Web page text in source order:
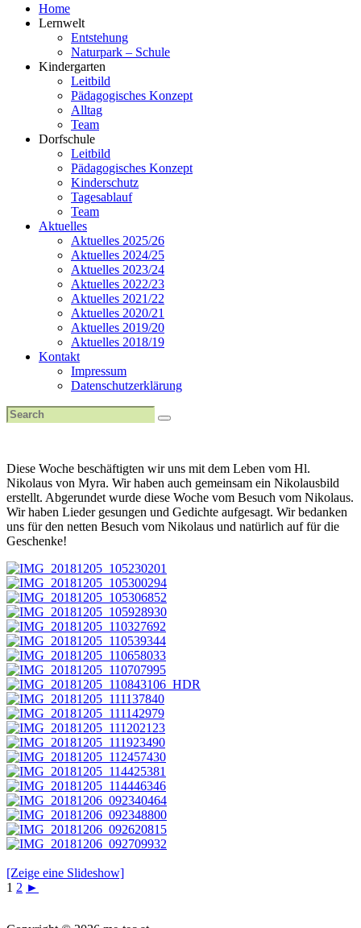
Home
Lernwelt
Entstehung
Naturpark – Schule
Kindergarten
Leitbild
Pädagogisches Konzept
Alltag
Team
Dorfschule
Leitbild
Pädagogisches Konzept
Kinderschutz
Tagesablauf
Team
Aktuelles
Aktuelles 2025/26
Aktuelles 2024/25
Aktuelles 2023/24
Aktuelles 2022/23
Aktuelles 2021/22
Aktuelles 2020/21
Aktuelles 2019/20
Aktuelles 2018/19
Kontakt
Impressum
Datenschutzerklärung
Diese Woche beschäftigten wir uns mit dem Leben vom Hl.
Nikolaus von Myra. Wir haben auch gemeinsam ein Nikolausbild
erstellt. Abgerundet wurde diese Woche vom Besuch vom Nikolaus.
Wir haben Lieder gesungen und Gedichte aufgesagt. Wir bedanken
uns für den netten Besuch vom Nikolaus und natürlich auf für die
Geschenke!
[Zeige eine Slideshow]
1 2 ►